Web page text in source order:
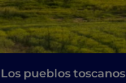
Los pueblos toscanos